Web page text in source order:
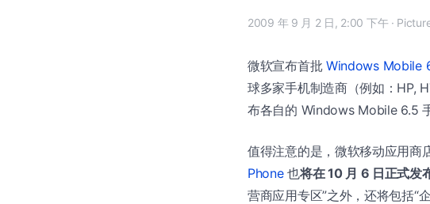
2009 年 9 月 2 日, 2:00 下午 ·
微软宣布首批 Windows Mobile
球多家手机制造商（例如：HP,
布各自的 Windows Mobile 6.5 手
值得注意的是，微软移动应用商
Phone也将在 10 月 6 日正式发
营商应用专区”之外，还将包括“